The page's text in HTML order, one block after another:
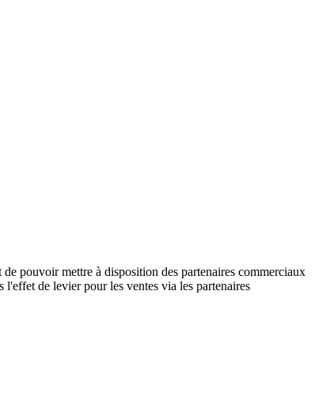
pouvoir mettre à disposition des partenaires commerciaux
de levier pour les ventes via les partenaires